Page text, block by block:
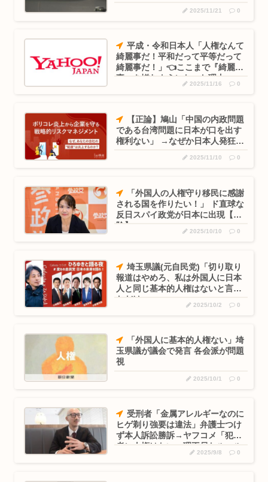
2025/11/21 0
平成・令和日本人「人権なんて
綺麗事だ！平和だって平等だって
綺麗事だ！」👈ここまで『綺麗
事』を憎むようになった理由
2025/11/16 0
【正論】鳩山「中国の内政問題
である台湾問題に日本が口を出す
権利ない」 →なぜか日本人発狂
2025/11/10 0
「外国人の人権守り移民に感謝
される国を作りたい！」 ド直球な
反日スパイ政党が日本に出現【危
険】
2025/10/10 0
埼玉県議(元自民党)「切り取り
報道はやめろ、私は外国人に日本
人と同じ基本的人権はないと言っ
ただけ」
2025/10/2 0
「外国人に基本的人権ない」埼
玉県議が議会で発言 各会派が問題
視
2025/10/1 0
受刑者「金属アレルギーなのに
ヒゲ剃り強要は違法」弁護士つけ
ず本人訴訟勝訴→ヤフコメ「犯罪
者に人権はない。理不尽なルール
2025/9/8 0